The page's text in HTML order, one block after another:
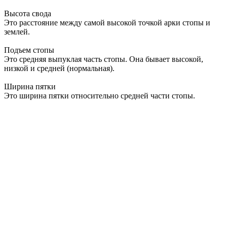
Высота свода
Это расстояние между самой высокой точкой арки стопы и
землей.
Подъем стопы
Это средняя выпуклая часть стопы. Она бывает высокой,
низкой и средней (нормальная).
Ширина пятки
Это ширина пятки относительно средней части стопы.